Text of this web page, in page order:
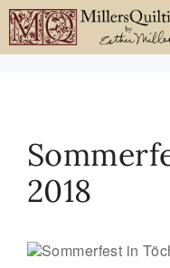
Zum
Inhalt
springen
2018